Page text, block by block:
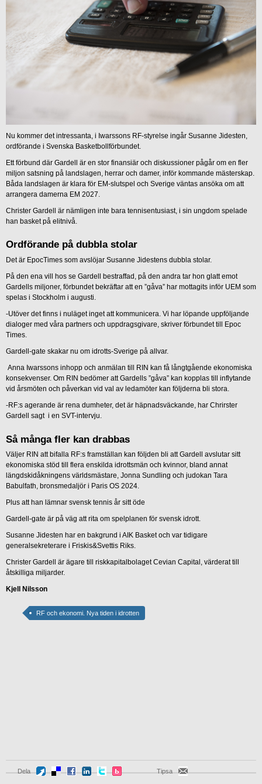
Nu kommer det intressanta, i Iwarssons RF-styrelse ingår Susanne Jidesten,
ordförande i Svenska Basketbollförbundet.
Ett förbund där Gardell är en stor finansiär och diskussioner pågår om en fler
miljon satsning på landslagen, herrar och damer, inför kommande mästerskap.
Båda landslagen är klara för EM-slutspel och Sverige väntas ansöka om att
arrangera damerna EM 2027.
Christer Gardell är nämligen inte bara tennisentusiast, i sin ungdom spelade
han basket på elitnivå.
Ordförande på dubbla stolar
Det är EpocTimes som avslöjar Susanne Jidestens dubbla stolar.
På den ena vill hos se Gardell bestraffad, på den andra tar hon glatt emot
Gardells miljoner, förbundet bekräftar att en ”gåva” har mottagits inför UEM som
spelas i Stockholm i augusti.
-Utöver det finns i nuläget inget att kommunicera. Vi har löpande uppföljande
dialoger med våra partners och uppdragsgivare, skriver förbundet till Epoc
Times.
Gardell-gate skakar nu om idrotts-Sverige på allvar.
Anna Iwarssons inhopp och anmälan till RIN kan få långtgående ekonomiska
konsekvenser. Om RIN bedömer att Gardells ”gåva” kan kopplas till inflytande
vid årsmöten och påverkan vid val av ledamöter kan följderna bli stora.
-RF:s agerande är rena dumheter, det är häpnadsväckande, har Chrirster
Gardell sagt i en SVT-intervju.
Så många fler kan drabbas
Väljer RIN att bifalla RF:s framställan kan följden bli att Gardell avslutar sitt
ekonomiska stöd till flera enskilda idrottsmän och kvinnor, bland annat
längdskidåkningens världsmästare, Jonna Sundling och judokan Tara
Babulfath, bronsmedaljör i Paris OS 2024.
Plus att han lämnar svensk tennis år sitt öde
Gardell-gate är på väg att rita om spelplanen för svensk idrott.
Susanne Jidesten har en bakgrund i AIK Basket och var tidigare
generalsekreterare i Friskis&Svettis Riks.
Christer Gardell är ägare till riskkapitalbolaget Cevian Capital, värderat till
åtskilliga miljarder.
Kjell Nilsson
RF och ekonomi. Nya tiden i idrotten
Dela Tipsa